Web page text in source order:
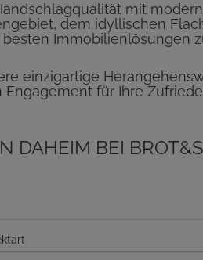
mit
dem idyllischen
besten Immobilienlösungen
einzigartige
Engagement für Ihre
DAHEIM BEI